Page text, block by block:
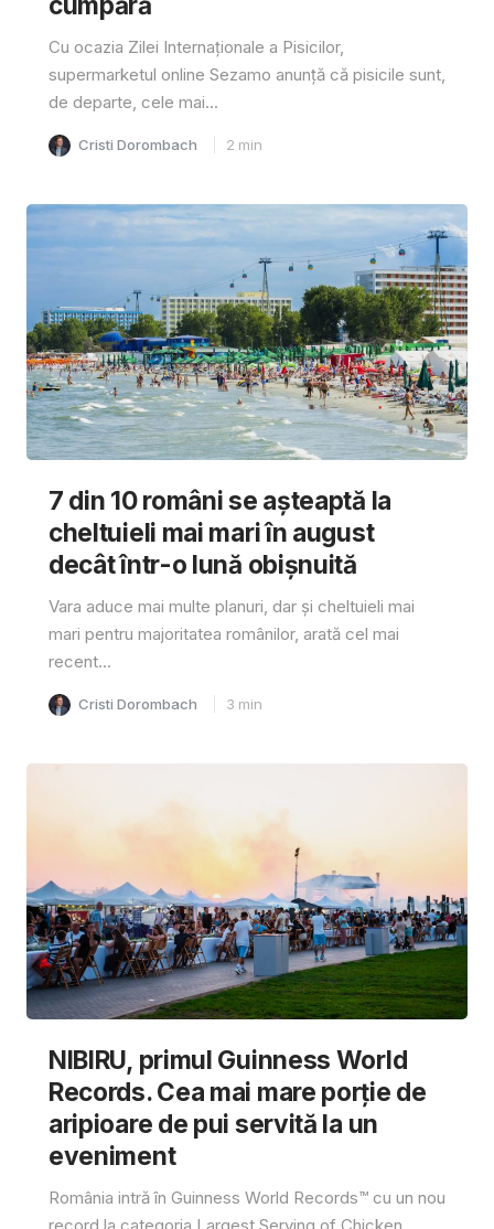
Cu ocazia Zilei Internaționale a Pisicilor,
supermarketul online Sezamo anunță că pisicile sunt,
de departe, cele mai...
Cristi Dorombach 2 min
7 din 10 români se așteaptă la
cheltuieli mai mari în august
decât într-o lună obișnuită
Vara aduce mai multe planuri, dar și cheltuieli mai
mari pentru majoritatea românilor, arată cel mai
recent...
Cristi Dorombach 3 min
NIBIRU, primul Guinness World
Records. Cea mai mare porție de
aripioare de pui servită la un
eveniment
România intră în Guinness World Records™️ cu un nou